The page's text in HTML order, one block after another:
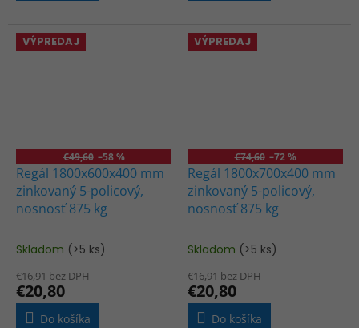
VÝPREDAJ
€49,60 –58 %
Regál 1800x600x400 mm
zinkovaný 5-policový,
nosnosť 875 kg
Priemerné
produktu
je
4,2
Skladom (>5 ks)
€16,91 bez DPH
€20,80
Do košíka
VÝPREDAJ
€74,60 –72 %
Regál 1800x700x400 mm
zinkovaný 5-policový,
nosnosť 875 kg
Priemerné
produktu
je
5,0
Skladom (>5 ks)
€16,91 bez DPH
€20,80
Do košíka